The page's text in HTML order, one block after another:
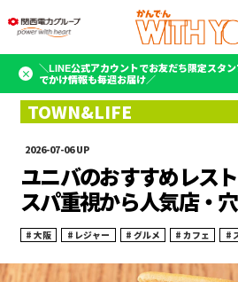
＼LINE公式アカウントでお友だち限定スタ
でかけ情報も毎週お届け／
2026-07-06
ユニバのおすすめレス
スパ重視から人気店・
大阪 レジャー グルメ カフェ